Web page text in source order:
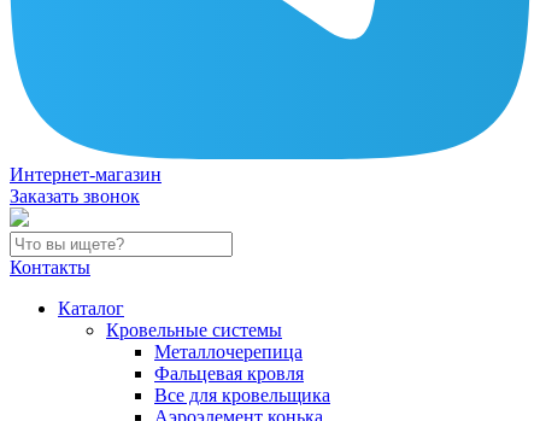
Интернет-магазин
Заказать звонок
Контакты
Каталог
Кровельные системы
Металлочерепица
Фальцевая кровля
Все для кровельщика
Аэроэлемент конька